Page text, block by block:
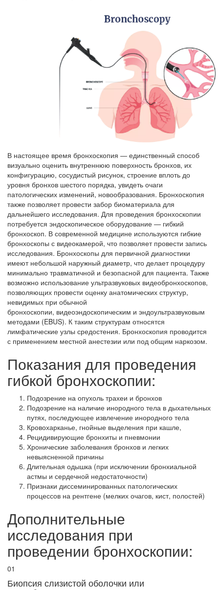
В настоящее время бронхоскопия — единственный способ
визуально оценить внутреннюю поверхность бронхов, их
конфигурацию, сосудистый рисунок, строение вплоть до
уровня бронхов шестого порядка, увидеть очаги
патологических изменений, новообразования. Бронхоскопия
также позволяет провести забор биоматериала для
дальнейшего исследования. Для проведения бронхоскопии
потребуется эндоскопическое оборудование — гибкий
бронхоскоп. В современной медицине используются гибкие
бронхоскопы с видеокамерой, что позволяет провести запись
исследования. Бронхоскопы для первичной диагностики
имеют небольшой наружный диаметр, что делает процедуру
минимально травматичной и безопасной для пациента. Также
возможно использование ультразвуковых видеобронхоскопов,
позволяющих провести оценку анатомических структур,
невидимых при обычной
бронхоскопии, видеоэндоскопическим и эндоультразвуковым
методами (EBUS). К таким структурам относятся
лимфатические узлы средостения. Бронхоскопия проводится
с применением местной анестезии или под общим наркозом.
Показания для проведения
гибкой бронхоскопии:
Подозрение на опухоль трахеи и бронхов
Подозрение на наличие инородного тела в дыхательных
путях, последующее извлечение инородного тела
Кровохарканье, гнойные выделения при кашле,
Рецидивирующие бронхиты и пневмонии
Хронические заболевания бронхов и легких
невыясненной причины
Длительная одышка (при исключении бронхиальной
астмы и сердечной недостаточности)
Признаки диссеминированных патологических
процессов на рентгене (мелких очагов, кист, полостей)
Дополнительные
исследования при
проведении бронхоскопии:
01
Биопсия слизистой оболочки или